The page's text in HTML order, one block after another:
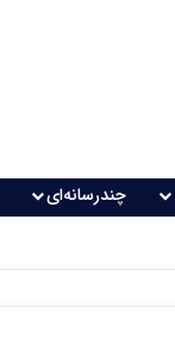
چندرسانه‌ای